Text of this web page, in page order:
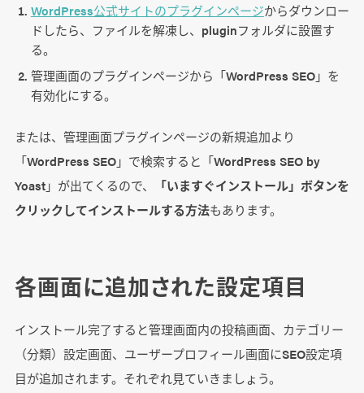
WordPress公式サイトのプラグインページからダウンロー
ドしたら、ファイルを解凍し、pluginフォルダに設置す
る。
管理画面のプラグインページから「WordPress SEO」を
有効化にする。
または、管理画面プラグインページの新規追加より
「WordPress SEO」で検索すると「WordPress SEO by
Yoast」が出てくるので、
「いますぐインストール」ボタンを
クリックしてインストールする方法もあります。
各画面に追加された設定項目
インストール完了すると管理画面内の投稿画面、カテゴリー
（分類）設定画面、ユーザープロフィール画面にSEO設定項
目が追加されます。それぞれ見ていきましょう。